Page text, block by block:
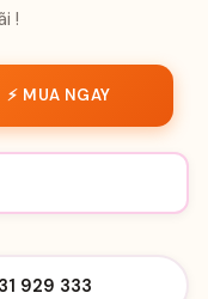
!
⚡ MUA NGAY
929 333